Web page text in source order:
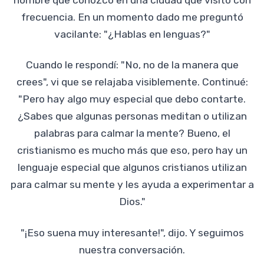
frecuencia. En un momento dado me preguntó
vacilante: "¿Hablas en lenguas?"
Cuando le respondí: "No, no de la manera que
crees", vi que se relajaba visiblemente. Continué:
"Pero hay algo muy especial que debo contarte.
¿Sabes que algunas personas meditan o utilizan
palabras para calmar la mente? Bueno, el
cristianismo es mucho más que eso, pero hay un
lenguaje especial que algunos cristianos utilizan
para calmar su mente y les ayuda a experimentar a
Dios."
"¡Eso suena muy interesante!", dijo. Y seguimos
nuestra conversación.